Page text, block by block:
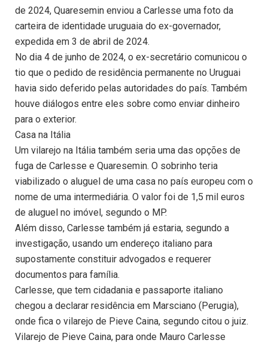
de 2024, Quaresemin enviou a Carlesse uma foto da
carteira de identidade uruguaia do ex-governador,
expedida em 3 de abril de 2024.
No dia 4 de junho de 2024, o ex-secretário comunicou o
tio que o pedido de residência permanente no Uruguai
havia sido deferido pelas autoridades do país. Também
houve diálogos entre eles sobre como enviar dinheiro
para o exterior.
Casa na Itália
Um vilarejo na Itália também seria uma das opções de
fuga de Carlesse e Quaresemin. O sobrinho teria
viabilizado o aluguel de uma casa no país europeu com o
nome de uma intermediária. O valor foi de 1,5 mil euros
de aluguel no imóvel, segundo o MP.
Além disso, Carlesse também já estaria, segundo a
investigação, usando um endereço italiano para
supostamente constituir advogados e requerer
documentos para família.
Carlesse, que tem cidadania e passaporte italiano
chegou a declarar residência em Marsciano (Perugia),
onde fica o vilarejo de Pieve Caina, segundo citou o juiz.
Vilarejo de Pieve Caina, para onde Mauro Carlesse